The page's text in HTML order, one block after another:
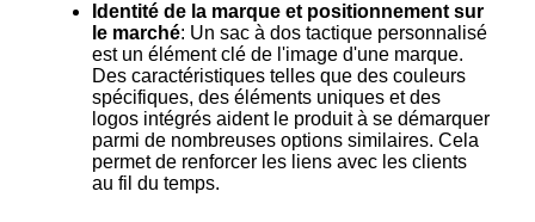
Identité de la marque et positionnement sur
le marché: Un sac à dos tactique personnalisé
est un élément clé de l'image d'une marque.
Des caractéristiques telles que des couleurs
spécifiques, des éléments uniques et des
logos intégrés aident le produit à se démarquer
parmi de nombreuses options similaires. Cela
permet de renforcer les liens avec les clients
au fil du temps.